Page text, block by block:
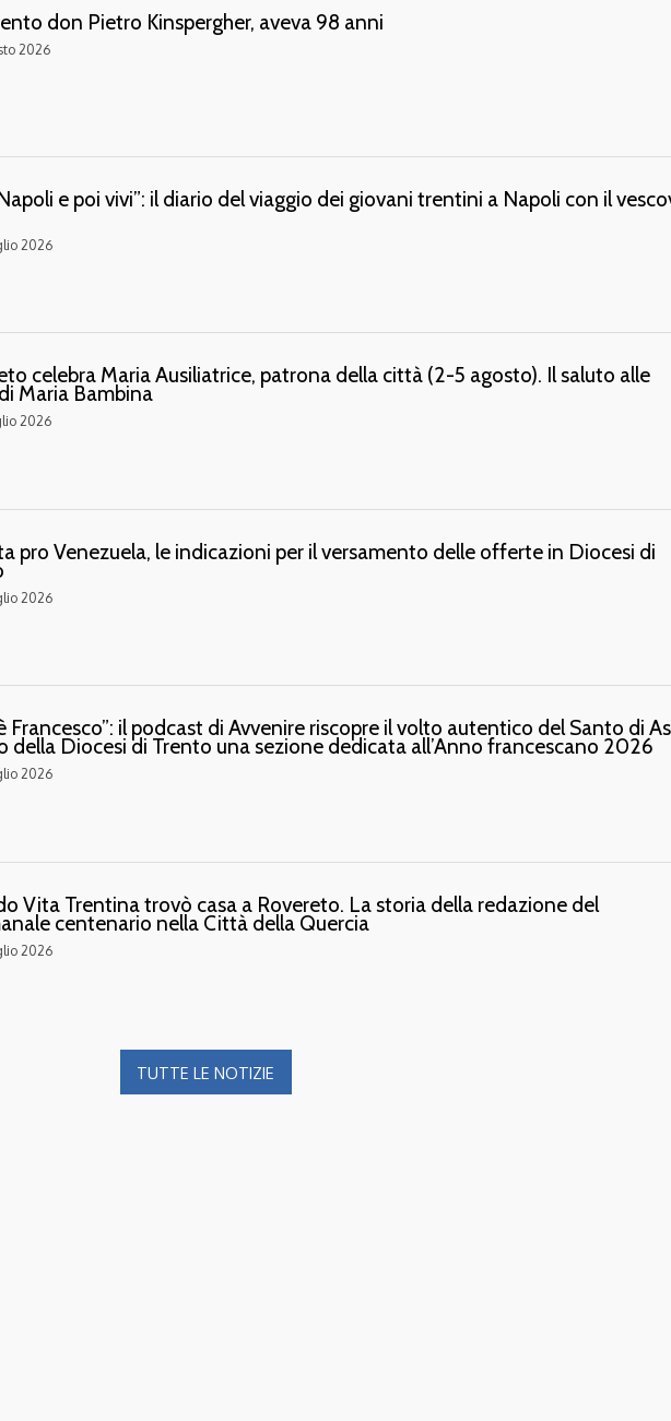
don Pietro Kinspergher, aveva 98 anni
2026
e poi vivi”: il diario del viaggio dei giovani trentini a Napoli con il
2026
celebra Maria Ausiliatrice, patrona della città (2-5 agosto). Il saluto alle
Maria Bambina
2026
pro Venezuela, le indicazioni per il versamento delle offerte in Diocesi di
2026
Francesco”: il podcast di Avvenire riscopre il volto autentico del Santo di
della Diocesi di Trento una sezione dedicata all’Anno francescano 2026
2026
Vita Trentina trovò casa a Rovereto. La storia della redazione del
centenario nella Città della Quercia
2026
TUTTE LE NOTIZIE